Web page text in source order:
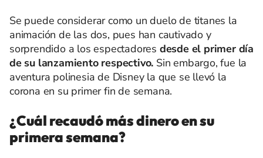
Se puede considerar como un duelo de titanes la
animación de las dos, pues han cautivado y
sorprendido a los espectadores desde el primer día
de su lanzamiento respectivo. Sin embargo, fue la
aventura polinesia de Disney la que se llevó la
corona en su primer fin de semana.
¿Cuál recaudó más dinero en su
primera semana?